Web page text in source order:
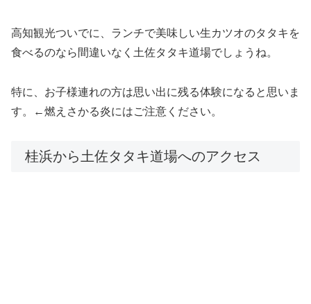
高知観光ついでに、ランチで美味しい生カツオのタタキを
食べるのなら間違いなく土佐タタキ道場でしょうね。
特に、お子様連れの方は思い出に残る体験になると思いま
す。←燃えさかる炎にはご注意ください。
桂浜から土佐タタキ道場へのアクセス